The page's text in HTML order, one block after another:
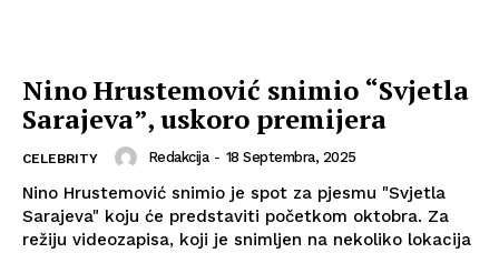
Nino Hrustemović snimio “Svjetla
Sarajeva”, uskoro premijera
CELEBRITY Redakcija - 18 Septembra, 2025
Nino Hrustemović snimio je spot za pjesmu "Svjetla
Sarajeva" koju će predstaviti početkom oktobra. Za
režiju videozapisa, koji je snimljen na nekoliko lokacija